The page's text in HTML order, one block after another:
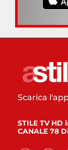
Scarica
STILE TV HD
CANALE 78